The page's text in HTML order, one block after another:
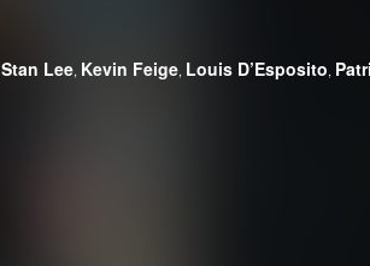
Stan Lee, Kevin Feige, Louis D’Esposito,